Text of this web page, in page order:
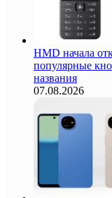
HMD начала
популярные
названия
07.08.2026